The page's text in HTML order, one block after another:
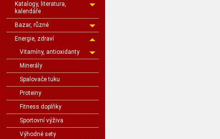
Katalogy, literatura,
kalendáře
Bazar, různé
Energie, zdraví
Vitamíny, antioxidanty
Minerály
Spalovače tuku
Proteiny
Fitness doplňky
Sportovní výživa
Výhodné sety